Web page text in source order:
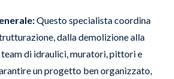
Questo specialista coordina
dalla demolizione alla
di idraulici, muratori, pittori e
un progetto ben organizzato,